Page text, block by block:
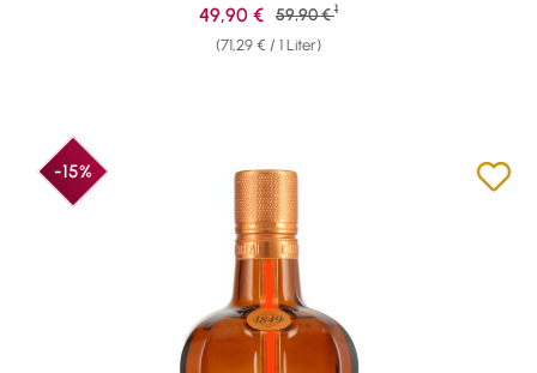
(71,29 € / 1 Liter)
Verkaufspreis:
49,90 € Regulärer Preis:
59,90 € 1
-15%